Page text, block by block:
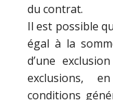
du contrat.
Il est possible
égal à la
d’une
exclusions,
conditions